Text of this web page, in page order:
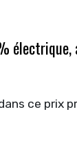
ce prix